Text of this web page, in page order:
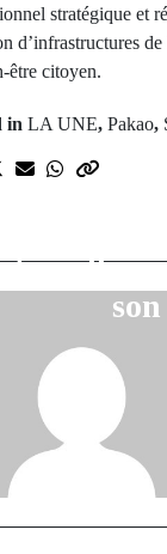
stratégique et
d’infrastructures
être citoyen.
in LA UNE, Pakao,